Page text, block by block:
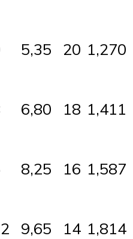
5,35 20 1,270
6,80 18 1,411
8,25 16 1,587
9,65 14 1,814